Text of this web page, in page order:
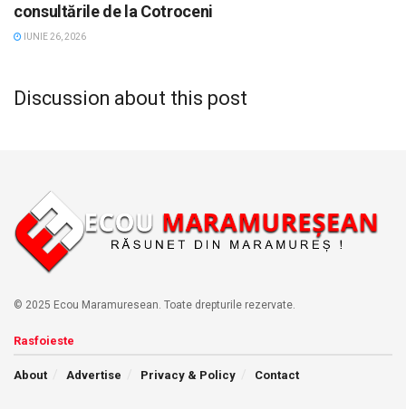
consultările de la Cotroceni
IUNIE 26, 2026
Discussion about this post
© 2025 Ecou Maramuresean. Toate drepturile rezervate.
Rasfoieste
About Advertise Privacy & Policy Contact